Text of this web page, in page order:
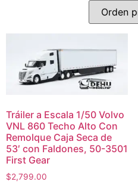
Tráiler a Escala 1/50 Volvo
VNL 860 Techo Alto Con
Remolque Caja Seca de
53′ con Faldones, 50-3501
First Gear
$2,799.00